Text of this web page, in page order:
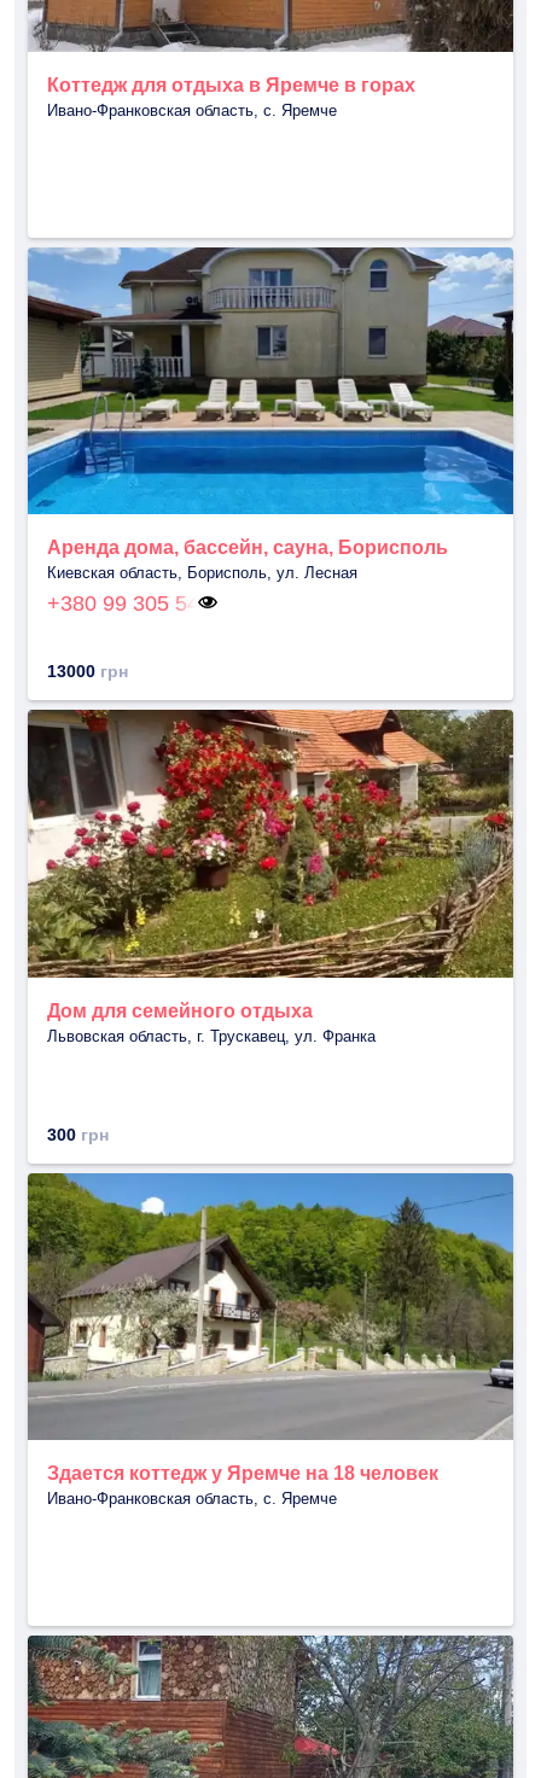
Коттедж для отдыха в Яремче в горах
Ивано-Франковская область, с. Яремче
Аренда дома, бассейн, сауна, Борисполь
Киевская область, Борисполь, ул. Лесная
+380 99 305 54
13000 грн
Дом для семейного отдыха
Львовская область, г. Трускавец, ул. Франка
300 грн
Здается коттедж у Яремче на 18 человек
Ивано-Франковская область, с. Яремче